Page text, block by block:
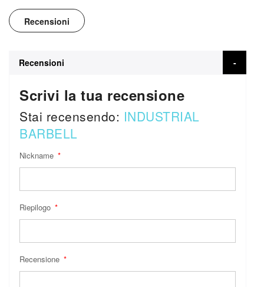
Recensioni
Recensioni
Scrivi la tua recensione
Stai recensendo: INDUSTRIAL
BARBELL
Nickname
Riepilogo
Recensione